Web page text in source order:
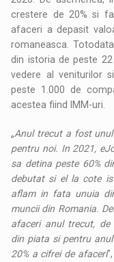
crestere de 20% si
afaceri a depasit
romaneasca.
din istoria de peste
vedere al veniturilor
peste 1.000 de
acestea fiind IMM-uri.
„Anul trecut a fost
pentru noi. In 2021,
sa detina peste 60%
debutat si el la cote
aflam in fata unuia
muncii din Romania.
afaceri anul trecut, de
din piata si pentru
20% a cifrei de afaceri